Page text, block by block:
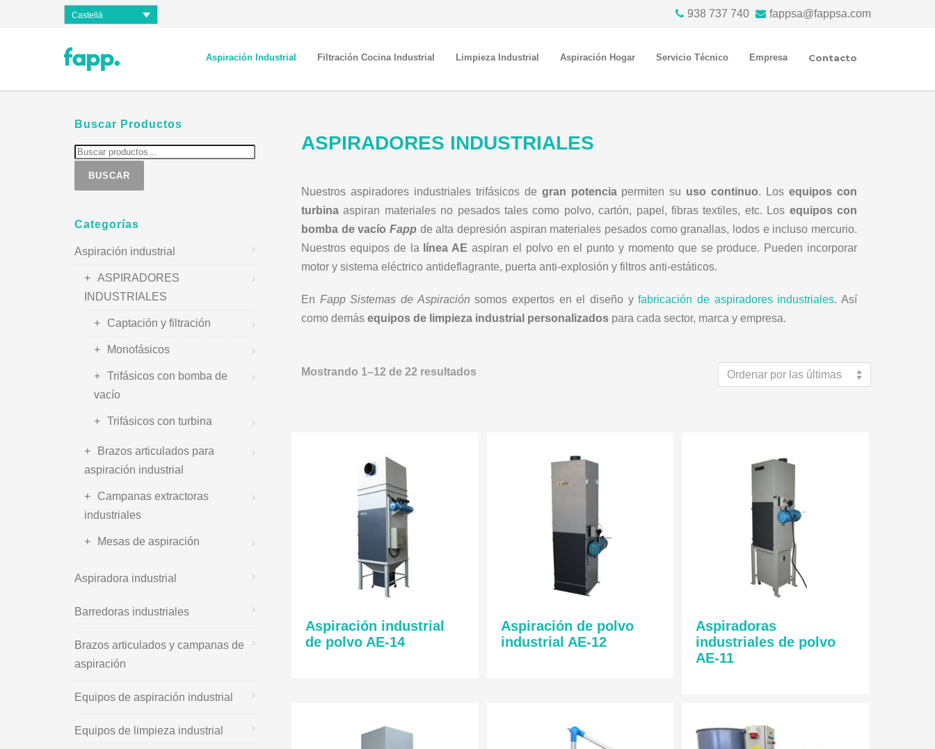
Castellà 938 737 740 fappsa@fappsa.com
Aspiración Industrial Filtración Cocina Industrial Limpieza Industrial Aspiración Hogar Servicio Técnico Empresa Contacto
ASPIRADORES INDUSTRIALES
Nuestros aspiradores industriales trifásicos de gran potenciapermiten su uso continuo. Losequipos con
turbina aspiran materiales no pesados tales como polvo, cartón, papel, fibras textiles, etc. Los equipos con
bomba de vacío Fapp de alta depresión aspiran materiales pesados como granallas, lodos e incluso mercurio.
Nuestros equipos de la
línea AE aspiran el polvo en el punto y momento que se produce. Pueden incorporar
motor y sistema eléctrico antideflagrante, puerta anti-explosión y filtros anti-estáticos.
En Fapp Sistemas de Aspiración somos expertos en el diseño yfabricación de aspiradores industriales. Así
como demás equipos de limpieza industrial personalizados para cada sector, marca y empresa.
Mostrando 1–12 de 22 resultados Ordenar por las últimas
Aspiración industrial
de polvo AE-14
Aspiración de polvo
industrial AE-12
Aspiradoras
industriales de polvo
AE-11
Buscar Productos
BUSCAR
Categorías
Aspiración industrial
ASPIRADORES
INDUSTRIALES
Captación y filtración
Monofásicos
Trifásicos con bomba de
vacío
Trifásicos con turbina
Brazos articulados para
aspiración industrial
Campanas extractoras
industriales
Mesas de aspiración
Aspiradora industrial
Barredoras industriales
Brazos articulados y campanas de
aspiración
Equipos de aspiración industrial
Equipos de limpieza industrial